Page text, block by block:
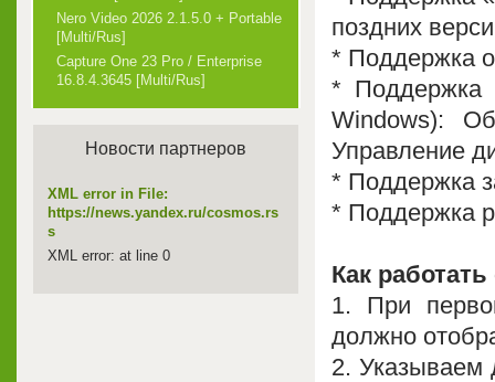
поздних
* Поддержка
* Поддержка
Windows):
Управление
* Поддержка
* Поддержка
Как
1. При
должно
2. Указываем
Nero Video 2026 2.1.5.0 + Portable
[Multi/Rus]
Capture One 23 Pro / Enterprise
16.8.4.3645 [Multi/Rus]
Новости партнеров
XML error in File:
https://news.yandex.ru/cosmos.rs
s
XML error: at line 0